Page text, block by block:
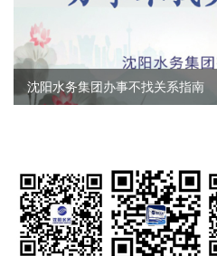
沈阳水务集团办事不找关系指南